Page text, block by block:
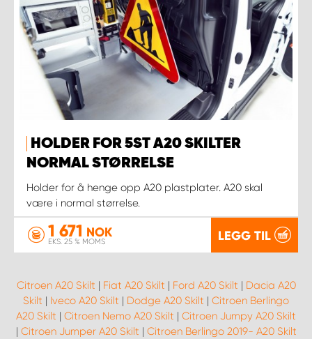
HOLDER FOR 5ST A20 SKILTER
NORMAL STØRRELSE
Holder for å henge opp A20 plastplater. A20 skal
være i normal størrelse.
1 671 NOK
EKS. 25 % MOMS LEGG TIL
Citroen A20 Skilt | Fiat A20 Skilt | Ford A20 Skilt | Dacia A20
Skilt | Iveco A20 Skilt | Dodge A20 Skilt | Citroen Berlingo
A20 Skilt | Citroen Nemo A20 Skilt | Citroen Jumpy A20 Skilt
| Citroen Jumper A20 Skilt | Citroen Berlingo 2019- A20 Skilt